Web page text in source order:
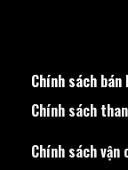
Chính sách bán
Chính sách
Chính sách vận